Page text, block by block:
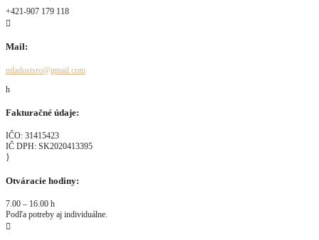
+421-907 179 118

Mail:
mladostsro@gmail.com
h
Fakturačné údaje:
IČO: 31415423
IČ DPH: SK2020413395
}
Otváracie hodiny:
7.00 – 16.00 h
Podľa potreby aj individuálne.
